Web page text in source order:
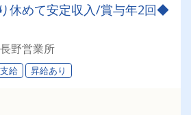
休めて安定収入/賞与年2回◆
野営業所
給 昇給あり